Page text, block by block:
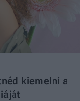
kiemelni a